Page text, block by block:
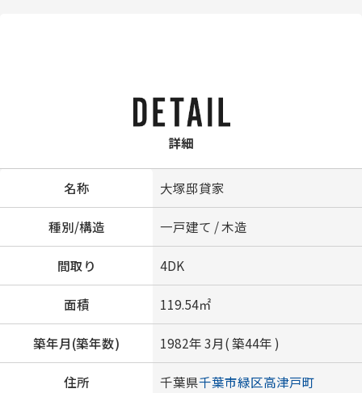
詳細
名称 大塚邸貸家
種別/構造 一戸建て / 木造
間取り 4DK
面積 119.54㎡
築年月(築年数) 1982年 3月( 築44年 )
住所 千葉県千葉市緑区高津戸町